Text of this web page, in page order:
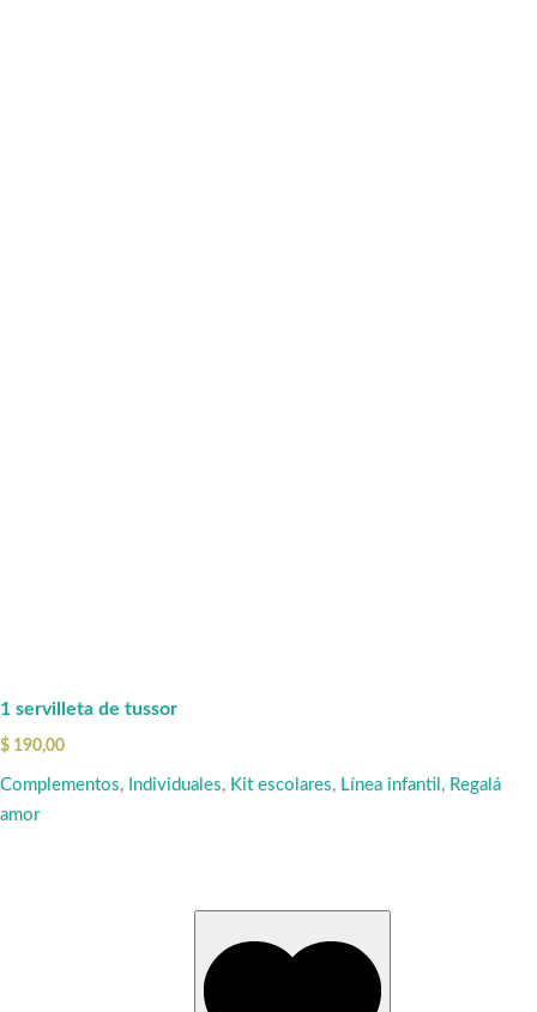
1 servilleta de tussor
$ 190,00
Complementos, Individuales, Kit escolares, Línea infantil , Regalá
amor